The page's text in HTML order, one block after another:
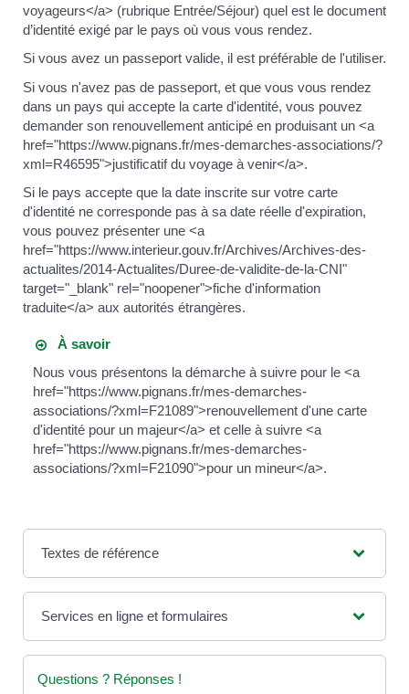
voyageurs</a> (rubrique Entrée/Séjour) quel est le document
d’identité exigé par le pays où vous vous rendez.
Si vous avez un passeport valide, il est préférable de l'utiliser.
Si vous n'avez pas de passeport, et que vous vous rendez
dans un pays qui accepte la carte d'identité, vous pouvez
demander son renouvellement anticipé en produisant un <a
href="https://www.pignans.fr/mes-demarches-associations/?
xml=R46595">justificatif du voyage à venir</a>.
Si le pays accepte que la date inscrite sur votre carte
d'identité ne corresponde pas à sa date réelle d'expiration,
vous pouvez présenter une <a
href="https://www.interieur.gouv.fr/Archives/Archives-des-
actualites/2014-Actualites/Duree-de-validite-de-la-CNI"
target="_blank" rel="noopener">fiche d'information
traduite</a> aux autorités étrangères.
À savoir
Nous vous présentons la démarche à suivre pour le <a
href="https://www.pignans.fr/mes-demarches-
associations/?xml=F21089">renouvellement d'une carte
d'identité pour un majeur</a> et celle à suivre <a
href="https://www.pignans.fr/mes-demarches-
associations/?xml=F21090">pour un mineur</a>.
Textes de référence
Services en ligne et formulaires
Questions ? Réponses !